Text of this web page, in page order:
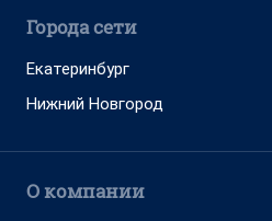
Города сети
Екатеринбург
Нижний Новгород
О компании